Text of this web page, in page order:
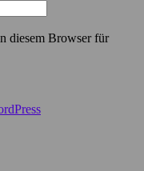
diesem Browser für